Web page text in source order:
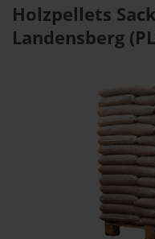
Holzpellets
Landensberg